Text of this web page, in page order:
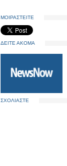
ΜΟΙΡΑΣΤΕΙΤΕ
ΔΕΙΤΕ ΑΚΟΜΑ
ΣΧΟΛΙΑΣΤΕ